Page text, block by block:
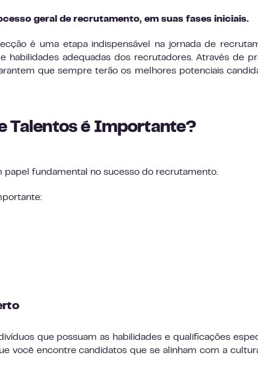
geral de recrutamento, em suas fases iniciais.
é uma etapa indispensável na jornada de
habilidades adequadas dos recrutadores. Através de
que sempre terão os melhores potenciais
Talentos é Importante?
fundamental no sucesso do recrutamento.
que possuam as habilidades e qualificações
você encontre candidatos que se alinham com a